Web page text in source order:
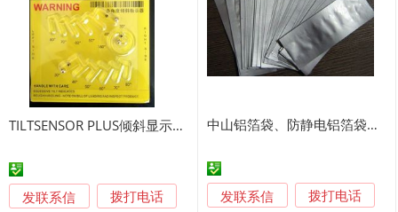
TILTSENSOR PLUS倾斜显示标签
发联系信 拨打电话
中山铝箔袋、防静电铝箔袋、立体铝箔袋、铝箔胶带
发联系信 拨打电话